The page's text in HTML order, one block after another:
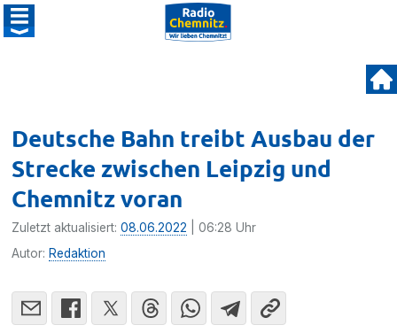
Deutsche Bahn treibt Ausbau der
Strecke zwischen Leipzig und
Chemnitz voran
Zuletzt aktualisiert:08.06.2022 | 06:28 Uhr
Autor: Redaktion